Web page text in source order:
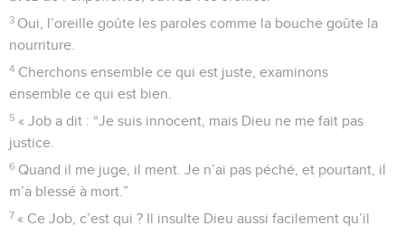
3 Oui, l’oreille goûte les paroles comme la bouche goûte la
nourriture.
4 Cherchons ensemble ce qui est juste, examinons
ensemble ce qui est bien.
5 « Job a dit : “Je suis innocent, mais Dieu ne me fait pas
justice.
6 Quand il me juge, il ment. Je n’ai pas péché, et pourtant, il
m’a blessé à mort.”
7 « Ce Job, c’est qui ? Il insulte Dieu aussi facilement qu’il